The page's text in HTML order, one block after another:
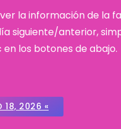
la información de la
siguiente/anterior,
en los botones de abajo.
18, 2026 «